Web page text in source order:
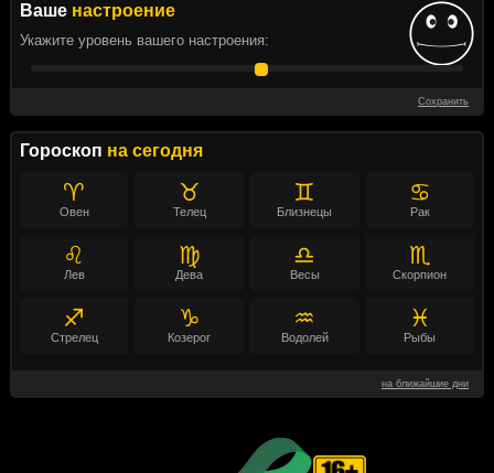
Ваше настроение
Укажите уровень вашего настроения:
Сохранить
Гороскоп на сегодня
♈
Овен
♉
Телец
♊
Близнецы
♋
Рак
♌
Лев
♍
Дева
♎
Весы
♏
Скорпион
♐
Стрелец
♑
Козерог
♒
Водолей
♓
Рыбы
на ближайшие дни